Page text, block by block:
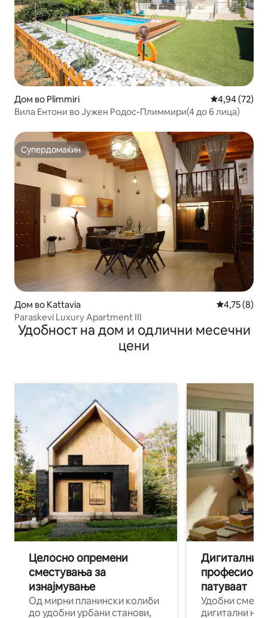
Дом во Plimmiri Просечна
4,94 (72)
Вила Ентони во Јужен Родос-Плиммири(4 до 6 лица)
Супердомаќин
Супердомаќин
Дом во Kattavia Просечна
4,75 (8)
Paraskevi Luxury Apartment III
Удобност на дом и одлични месечни
цени
Целосно опремени
сместувања за
изнајмување
Од мирни планински колиби
до удобни урбани станови,
Дигитални
патуваат
Удобни
дигитални